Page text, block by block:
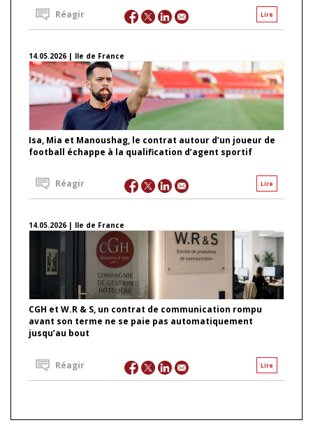
Lire
Réagir
14.05.2026 | Ile de France
Isa, Mia et Manoushag, le contrat autour d’un joueur de
football échappe à la qualification d’agent sportif
Lire
Réagir
14.05.2026 | Ile de France
CGH et W.R & S, un contrat de communication rompu
avant son terme ne se paie pas automatiquement
jusqu’au bout
Lire
Réagir